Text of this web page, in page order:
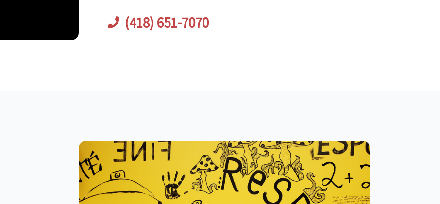
(418) 651-7070